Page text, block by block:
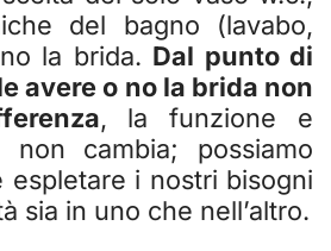
del bagno (lavabo,
la brida. Dal punto di
avere o no la brida non
, la funzione e
non cambia; possiamo
espletare i nostri bisogni
sia in uno che nell’altro.